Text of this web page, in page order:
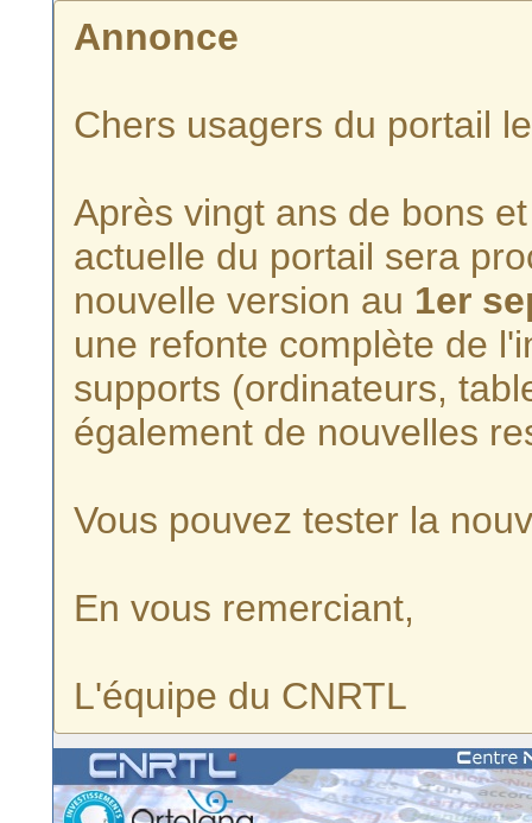
Annonce
Chers usagers du portail
Après vingt ans de bons
actuelle du portail sera
nouvelle version au 1er
une refonte complète de
supports (ordinateurs,
également de nouvelles
Vous pouvez tester la
En vous remerciant,
L'équipe du CNRTL